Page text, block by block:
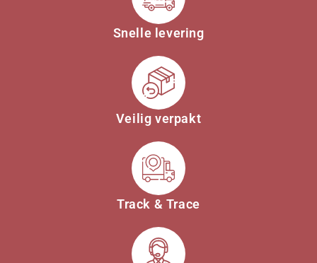
Snelle levering
Veilig verpakt
Track & Trace